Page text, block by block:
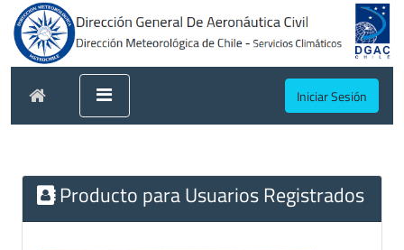
Iniciar Sesión
Producto para Usuarios Registrados